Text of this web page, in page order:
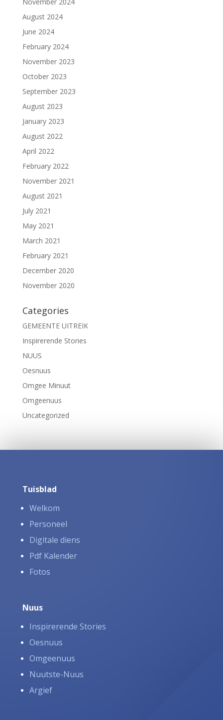
November 2024
August 2024
June 2024
February 2024
November 2023
October 2023
September 2023
August 2023
January 2023
August 2022
April 2022
February 2022
November 2021
August 2021
July 2021
May 2021
March 2021
February 2021
December 2020
November 2020
Categories
GEMEENTE UITREIK
Inspirerende Stories
NUUS
Oesnuus
Omgee Minuut
Omgeenuus
Uncategorized
Tuisblad
Welkom
Personeel
Digitale diens
Pdf Kalender
Fotos
Nuus
Inspirerende Stories
Oesnuus
Omgeenuus
Nuutste-Nuus
Argief